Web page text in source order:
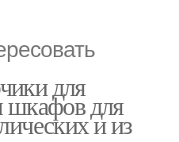
для
шкафов для
и из